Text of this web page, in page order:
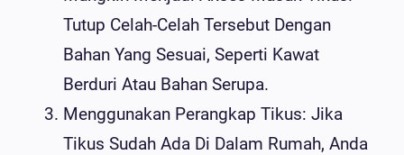
Tutup Celah-Celah Tersebut Dengan
Bahan Yang Sesuai, Seperti Kawat
Berduri Atau Bahan Serupa.
Menggunakan Perangkap Tikus: Jika
Tikus Sudah Ada Di Dalam Rumah, Anda